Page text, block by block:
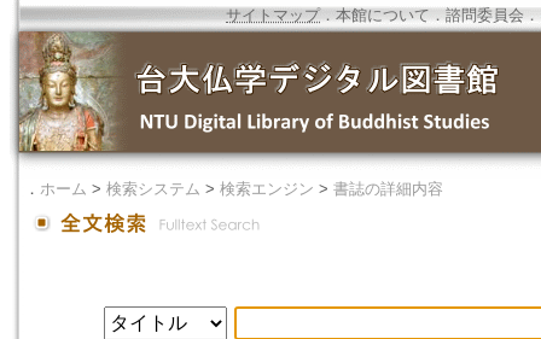
サイトマップ．本館について ． 諮問委員会 ．
． ホーム > 検索システム > 検索エンジン > 書誌の詳細内容